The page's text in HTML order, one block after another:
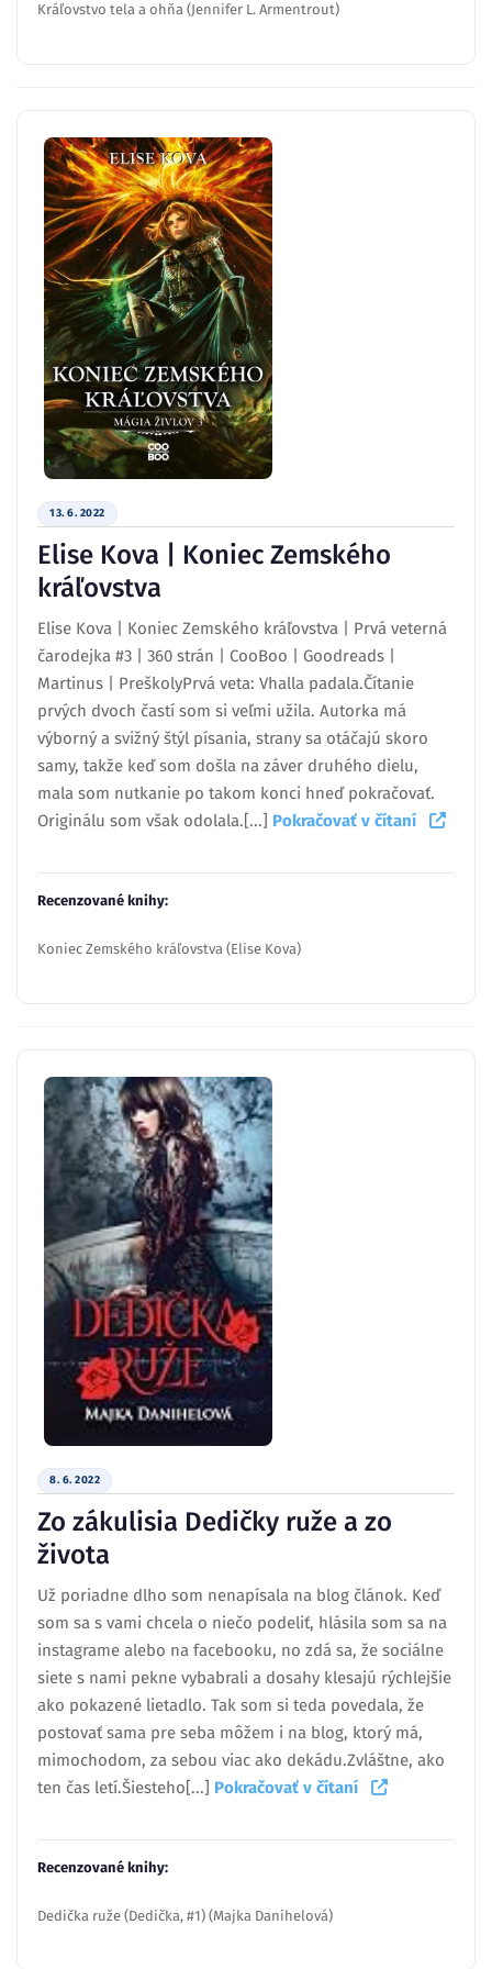
Kráľovstvo tela a ohňa (Jennifer L. Armentrout)
13. 6. 2022
Elise Kova | Koniec Zemského
kráľovstva
Elise Kova | Koniec Zemského kráľovstva | Prvá veterná
čarodejka #3 | 360 strán | CooBoo | Goodreads |
Martinus | PreškolyPrvá veta: Vhalla padala.Čítanie
prvých dvoch častí som si veľmi užila. Autorka má
výborný a svižný štýl písania, strany sa otáčajú skoro
samy, takže keď som došla na záver druhého dielu,
mala som nutkanie po takom konci hneď pokračovať.
Originálu som však odolala.[...] Pokračovať v čítaní
Recenzované knihy:
Koniec Zemského kráľovstva (Elise Kova)
8. 6. 2022
Zo zákulisia Dedičky ruže a zo
života
Už poriadne dlho som nenapísala na blog článok. Keď
som sa s vami chcela o niečo podeliť, hlásila som sa na
instagrame alebo na facebooku, no zdá sa, že sociálne
siete s nami pekne vybabrali a dosahy klesajú rýchlejšie
ako pokazené lietadlo. Tak som si teda povedala, že
postovať sama pre seba môžem i na blog, ktorý má,
mimochodom, za sebou viac ako dekádu.Zvláštne, ako
ten čas letí.Šiesteho[...] Pokračovať v čítaní
Recenzované knihy:
Dedička ruže (Dedička, #1) (Majka Danihelová)